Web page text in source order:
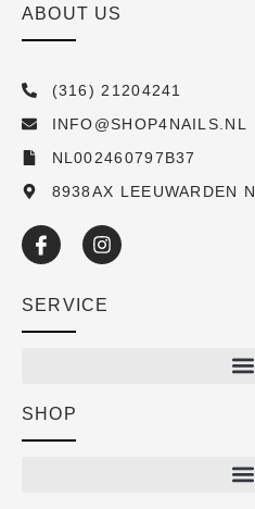
ABOUT US
(316) 21204241
INFO@SHOP4NAILS.NL
NL002460797B37
8938AX LEEUWARDEN
SERVICE
SHOP